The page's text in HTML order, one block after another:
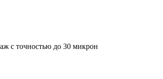
с точ­но­стью до 30 мик­рон